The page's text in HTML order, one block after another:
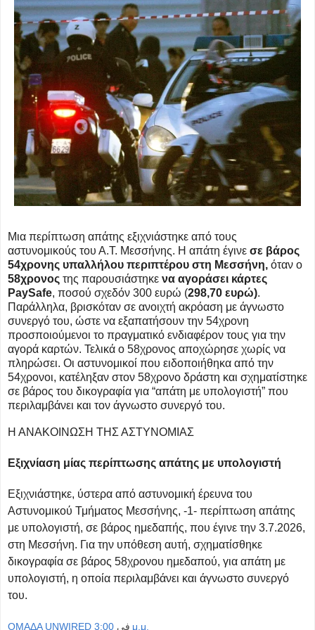
Μια περίπτωση απάτης εξιχνιάστηκε από τους
αστυνομικούς του Α.Τ. Μεσσήνης. Η απάτη έγινε σε βάρος
54χρονης υπαλλήλου περιπτέρου στη Μεσσήνη, όταν ο
58χρονος της παρουσιάστηκε να αγοράσει κάρτες
PaySafe, ποσού σχεδόν 300 ευρώ (298,70 ευρώ).
Παράλληλα, βρισκόταν σε ανοιχτή ακρόαση με άγνωστο
συνεργό του, ώστε να εξαπατήσουν την 54χρονη
προσποιούμενοι το πραγματικό ενδιαφέρον τους για την
αγορά καρτών. Τελικά ο 58χρονος αποχώρησε χωρίς να
πληρώσει. Οι αστυνομικοί που ειδοποιήθηκα από την
54χρονοι, κατέληξαν στον 58χρονο δράστη και σχηματίστηκε
σε βάρος του δικογραφία για “απάτη με υπολογιστή” που
περιλαμβάνει και τον άγνωστο συνεργό του.
H ANAKOINΩΣΗ ΤΗΣ ΑΣΤΥΝΟΜΙΑΣ
Εξιχνίαση μίας περίπτωσης απάτης με υπολογιστή
Εξιχνιάστηκε, ύστερα από αστυνομική έρευνα του
Αστυνομικού Τμήματος Μεσσήνης, -1- περίπτωση απάτης
με υπολογιστή, σε βάρος ημεδαπής, που έγινε την 3.7.2026,
στη Μεσσήνη. Για την υπόθεση αυτή, σχηματίσθηκε
δικογραφία σε βάρος 58χρονου ημεδαπού, για απάτη με
υπολογιστή, η οποία περιλαμβάνει και άγνωστο συνεργό
του.
OMAΔΑ UNWIRED في 3:00 μ.μ.